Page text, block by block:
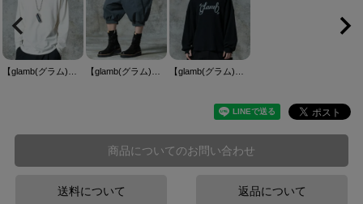
商品についてのお問い合わせ
送料について 返品について